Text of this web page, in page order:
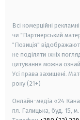
Всі комерційні
чи "Партнерський
"Позиція"
не поділяти їхніх
цитування можна
Усі права захищені.
року (21+)
Онлайн-медіа «24
пл. Галицька, буд. 15,